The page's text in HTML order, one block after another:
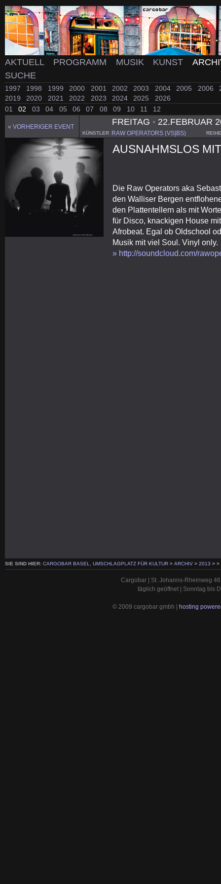
AKTUELL PROGRAMM MUSIK KUNST
SUCHE
1997 1998 1999 2000 2001 2002 2003 2004 2005 2006
2019
2020 2021 2022 2023 2024 2025
2026
01
02 03 04 05 06 07 08 09 10 11 12
« VORHERIGER EVENT
FREITAG •22.FEBRUAR
KÜNSTLER RAW OPERATORS (VS|BS) REIHE
AUSNAHMSLOS
Die Raw Operators aka
den Walliser Bergen
den Plattentellern als mit
für Disco, knackigen House
Afrobeat. Egal ob Oldschool
Musik mit viel Soul. Vinyl only.
» http://soundcloud.com/
SIE SIND HIER: CARGOBAR BASEL, UMSCHLAGPLATZ FÜR KULTUR > ARCHIV > 2013 > >
Cargobar | St. Johanns-Rheinweg
täglich geöffnet | Sonntag bis
© 2009 cargobar gmbh | hosting